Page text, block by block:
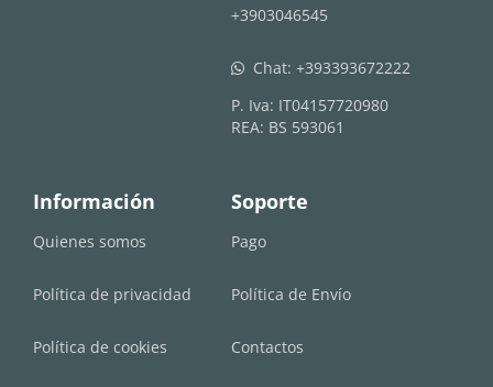
+3903046545
whatsapp Chat: +393393672222
P. Iva: IT04157720980
REA: BS 593061
Información
Quienes somos
Política de privacidad
Política de cookies
Soporte
Pago
Política de Envío
Contactos